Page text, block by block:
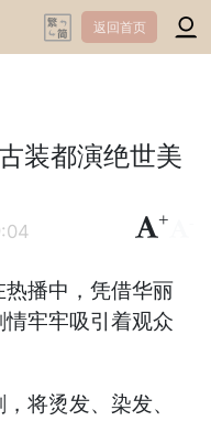
返回首页
装都演绝世美
+
播中，凭借华丽
牢牢吸引着观众
将烫发、染发、